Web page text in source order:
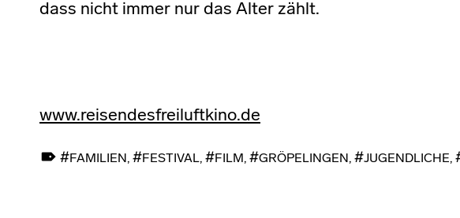
dass nicht immer nur das Alter zählt.
www.reisendesfreiluftkino.de
FAMILIEN, FESTIVAL, FILM, GRÖPELINGEN, JUGENDLICHE,